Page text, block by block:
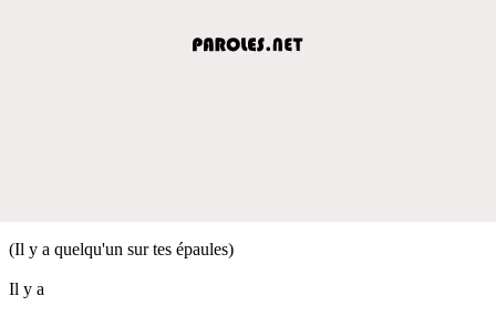
(Il y a quelqu'un sur tes épaules)
Il y a